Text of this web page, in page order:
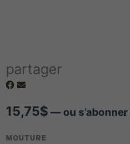
partager
15,75$—ou
MOUTURE
quantité